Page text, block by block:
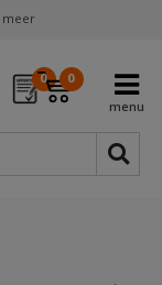
meer
0 0